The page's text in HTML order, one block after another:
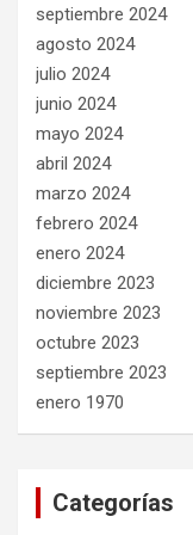
septiembre 2024
agosto 2024
julio 2024
junio 2024
mayo 2024
abril 2024
marzo 2024
febrero 2024
enero 2024
diciembre 2023
noviembre 2023
octubre 2023
septiembre 2023
enero 1970
Categorías